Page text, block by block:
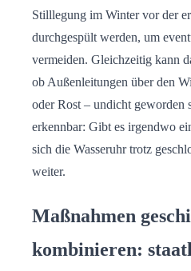
Stilllegung im Winter vor der
durchgespült werden, um
vermeiden. Gleichzeitig kann
ob Außenleitungen über den
oder Rost – undicht geworden
erkennbar: Gibt es irgendwo
sich die Wasseruhr trotz
weiter.
Maßnahmen
kombinieren: